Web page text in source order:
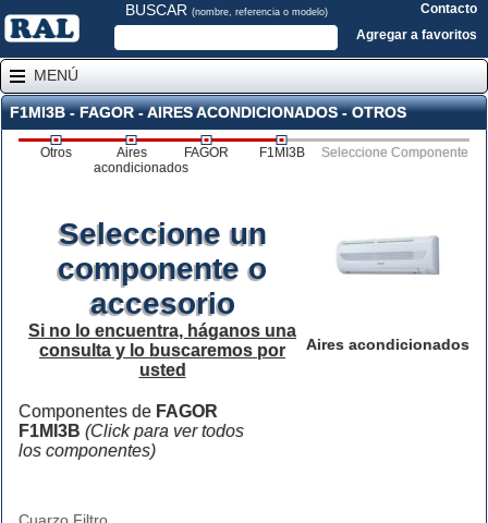
BUSCAR (nombre, referencia o modelo)
Contacto
Agregar a favoritos
MENÚ
F1MI3B - FAGOR - AIRES ACONDICIONADOS - OTROS
Otros
Aires
acondicionados
FAGOR F1MI3B Seleccione Componente
Aires acondicionados
Seleccione un
componente o
accesorio
Si no lo encuentra, háganos una
consulta y lo buscaremos por
usted
Componentes de FAGOR
F1MI3B (Click para ver todos
los componentes)